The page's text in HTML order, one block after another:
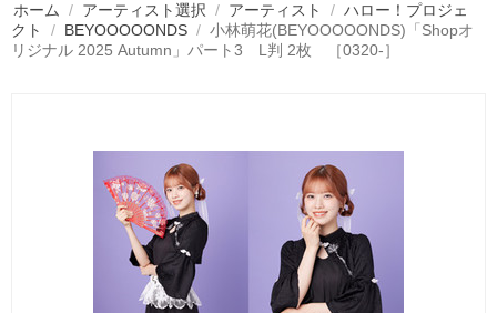
ホーム / アーティスト選択 / アーティスト / ハロー！プロジェ
クト
/ BEYOOOOONDS / 小林萌花(BEYOOOOONDS)「Shopオ
リジナル 2025 Autumn」パート3 L判 2枚 ［0320-］